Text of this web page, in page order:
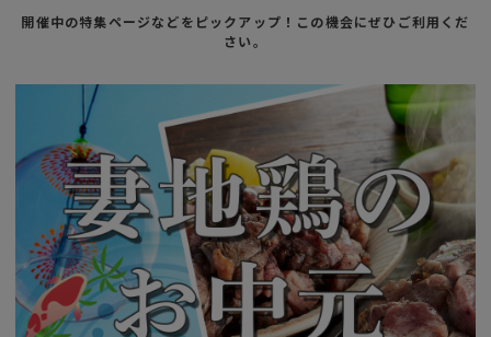
開催中の特集ページなどをピックアップ！この機会にぜひご利用くだ
さい。